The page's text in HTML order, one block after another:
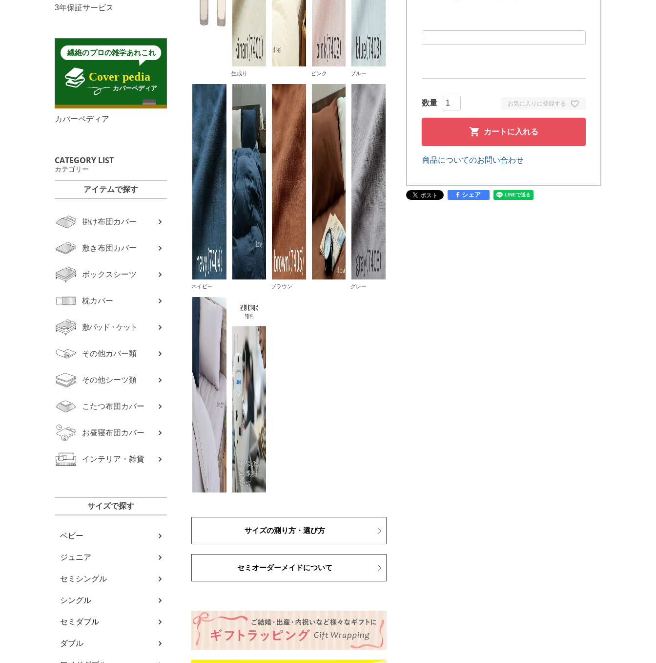
3年保証サービス
カバーペディア
CATEGORY LIST
カテゴリー
アイテムで探す
掛け布団カバー
敷き布団カバー
ボックスシーツ
枕カバー
敷パッド・ケット
その他カバー類
その他シーツ類
こたつ布団カバー
お昼寝布団カバー
インテリア・雑貨
サイズで探す
ベビー
ジュニア
セミシングル
シングル
セミダブル
ダブル
生成り ピンク ブルー
ネイビー ブラウン グレー
サイズの測り方・選び方
セミオーダーメイドについて
お気に入りに登録する
カートに入れる
商品についてのお問い合わせ
シェア